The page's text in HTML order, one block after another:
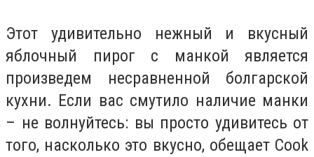
Этот удивительно нежный и вкусный
яблочный пирог с манкой является
произведем несравненной болгарской
кухни. Если вас смутило наличие манки
– не волнуйтесь: вы просто удивитесь от
того, насколько это вкусно, обещает Cook